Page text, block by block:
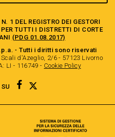
1 DEL REGISTRO DEI GESTORI
TUTTI I DISTRETTI DI CORTE
(PDG 01.08.2017)
- Tutti i diritti sono riservati
d'Azeglio, 2/6 - 57123 Livorno
LI - 116749 - Cookie Policy
FACEBOOK